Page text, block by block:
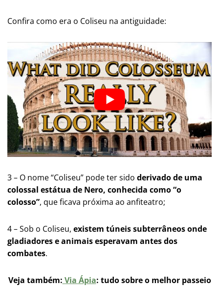
Confira como era o Coliseu na antiguidade:
3 – O nome “Coliseu” pode ter sido derivado de uma
colossal estátua de Nero, conhecida como “o
colosso”, que ficava próxima ao anfiteatro​​;
4 – Sob o Coliseu, existem túneis subterrâneos onde
gladiadores e animais esperavam antes dos
combates​​.
Veja também: Via Ápia: tudo sobre o melhor passeio